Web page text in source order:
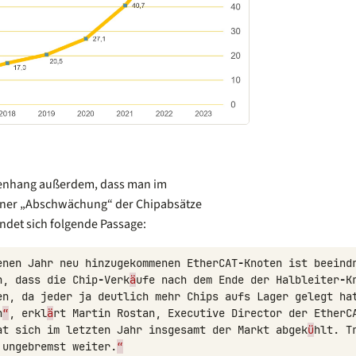
außerdem, dass man im
„Abschwächung“ der Chipabsätze
sich folgende Passage:
Jahr neu hinzugekommenen EtherCAT-Knoten ist
, dass die Chip-Verkäufe nach dem Ende der Halbleiter-
, da jeder ja deutlich mehr Chips aufs Lager gelegt
“ , erklärt Martin Rostan, Executive Director der
sich im letzten Jahr insgesamt der Markt abgekühlt.
ungebremst weiter.“